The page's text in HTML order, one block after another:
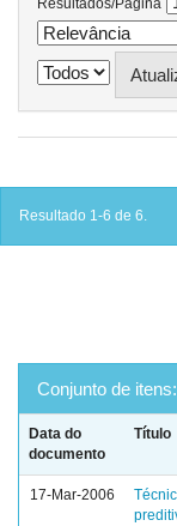
Resultados/Página
Resultado 1-6 de 6.
Conjunto de itens:
Data do
documento
Título
17-Mar-2006